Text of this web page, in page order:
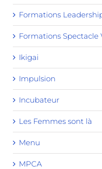
Formations
Formations Spectacle
Ikigai
Impulsion
Incubateur
Les Femmes sont là
Menu
MPCA